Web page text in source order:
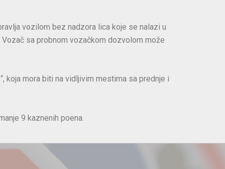
vozilom bez nadzora lica koje se nalazi u
sa probnom vozačkom dozvolom može
koja mora biti na vidljivim mestima sa prednje i
9 kaznenih poena.